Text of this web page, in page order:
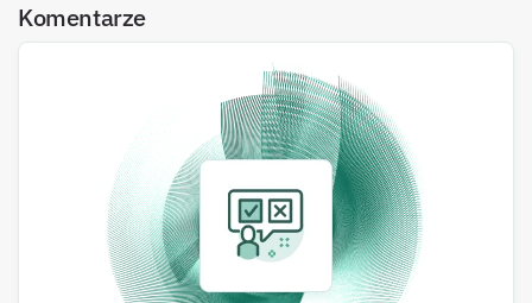
Komentarze